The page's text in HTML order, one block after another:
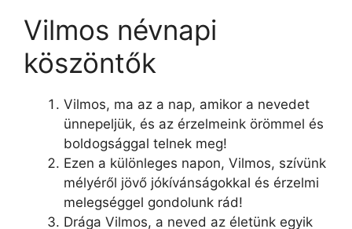
Vilmos névnapi
köszöntők
Vilmos, ma az a nap, amikor a nevedet
ünnepeljük, és az érzelmeink örömmel és
boldogsággal telnek meg!
Ezen a különleges napon, Vilmos, szívünk
mélyéről jövő jókívánságokkal és érzelmi
melegséggel gondolunk rád!
Drága Vilmos, a neved az életünk egyik